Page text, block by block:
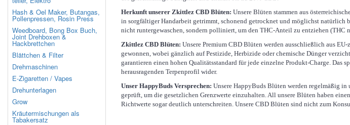
Herkunft unserer Zkittlez CBD Blüten: Unsere Blüten stammen aus
in sorgfältiger Handarbeit getrimmt, schonend getrocknet und möglichst natürlich
nicht runtergewaschen, sondern polliniert, um den THC-Anteil zu entziehen (THC
Zkittlez CBD Blüten: Unsere Premium CBD Blüten werden ausschließlich aus
gewonnen, wobei gänzlich auf Pestizide, Herbizide oder chemische Dünger
garantieren einen hohen Qualitätsstandard für jede einzelne Produkt-Charge. Das
herausragenden Terpenprofil wider.
Unser HappyBuds Versprechen: Unsere HappyBuds Blüten werden regelmäßig in
geprüft, um die gesetzlichen Grenzwerte einzuhalten. All unsere Blüten haben
Richtwerte sogar deutlich unterschreiten. Unsere CBD Blüten sind nicht zum
Hash & Oel Maker, Butangas,
Pollenpressen, Rosin Press
Weedboard, Bong Box Buch,
Joint Drehboxen &
Hackbrettchen
Blättchen & Filter
Drehmaschinen
E-Zigaretten / Vapes
Drehunterlagen
Grow
Kräutermischungen als
Tabakersatz